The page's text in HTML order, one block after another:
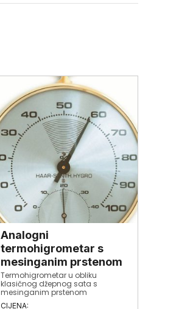
Analogni
termohigrometar s
mesinganim prstenom
Termohigrometar u obliku
klasičnog džepnog sata s
mesinganim prstenom